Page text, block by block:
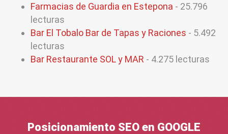
Farmacias de Guardia en Estepona - 25.796
lecturas
Bar El Tobalo Bar de Tapas y Raciones - 5.492
lecturas
Bar Restaurante SOL y MAR - 4.275 lecturas
Posicionamiento SEO en GOOGLE